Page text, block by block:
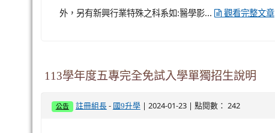
外，另有新興行業特殊之科系如:醫學影...
觀看完整文章
113學年度五專完全免試入學單獨招生說明
公告 註冊組長- 國9升學| 2024-01-23 | 點閱數： 242